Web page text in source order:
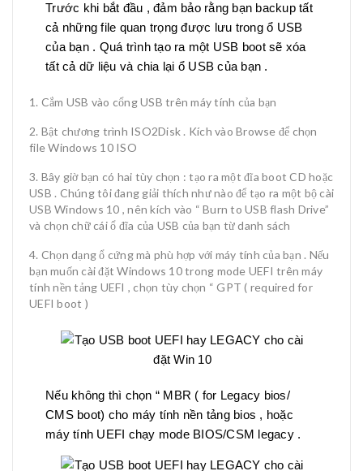
Trước khi bắt đầu , đảm bảo rằng bạn backup tất
cả những file quan trọng được lưu trong ổ USB
của bạn . Quá trình tạo ra một USB boot sẽ xóa
tất cả dữ liệu và chia lại ổ USB của bạn .
Cắm USB vào cổng USB trên máy tính của bạn
Bật chương trình ISO2Disk . Kích vào Browse để chọn
file Windows 10 ISO
Bây giờ bạn có hai tùy chọn : tạo ra một đĩa boot CD hoặc
USB . Chúng tôi đang giải thích như nào để tạo ra một bộ cài
USB Windows 10 , nên kích vào “ Burn to USB flash Drive”
và chọn chữ cái ổ đĩa của USB của bạn từ danh sách
Chọn dạng ổ cứng mà phù hợp với máy tính của bạn . Nếu
bạn muốn cài đặt Windows 10 trong mode UEFI trên máy
tính nền tảng UEFI , chọn tùy chọn “ GPT ( required for
UEFI boot )
Nếu không thì chọn “ MBR ( for Legacy bios/
CMS boot) cho máy tính nền tảng bios , hoặc
máy tính UEFI chạy mode BIOS/CSM legacy .